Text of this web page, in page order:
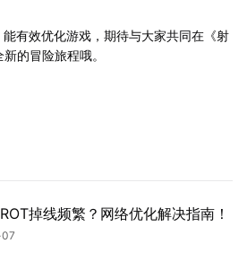
能有效优化游戏，期待与大家共同在《射
的冒险旅程哦。
掉线频繁？网络优化解决指南！